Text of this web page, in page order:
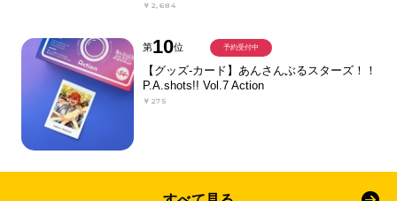
￥2,684
第10位
【グッズ-カード】あんさんぶるスターズ！！
P.A.shots!! Vol.7 Action
￥275
予約受付中